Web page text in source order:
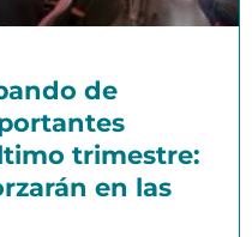
de
trimestre:
en las